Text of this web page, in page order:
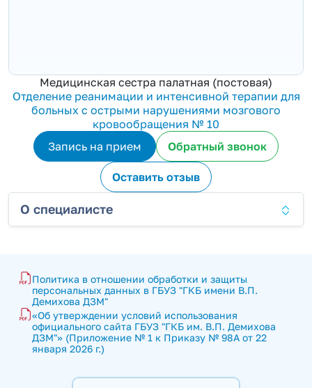
Медицинская сестра палатная (постовая)
Отделение реанимации и интенсивной терапии для
больных с острыми нарушениями мозгового
кровообращения № 10
Запись на прием
Обратный звонок
Оставить отзыв
О специалисте
Политика в отношении обработки и защиты
персональных данных в ГБУЗ "ГКБ имени В.П.
Демихова ДЗМ"
«Об утверждении условий использования
официального сайта ГБУЗ "ГКБ им. В.П. Демихова
ДЗМ"» (Приложение № 1 к Приказу № 98А от 22
января 2026 г.)